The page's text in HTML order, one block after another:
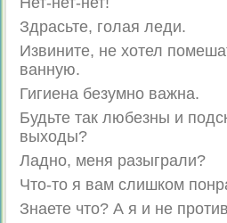
Здрасьте, голая леди.
Извините, не хотел
ванную.
Гигиена безумно важна.
Будьте так любезны и
выходы?
Ладно, меня разыграли?
Что-то я вам слишком
Знаете что? А я и не